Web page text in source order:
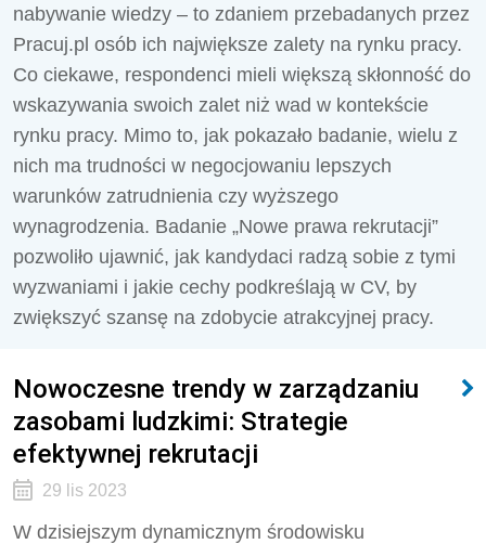
nabywanie wiedzy – to zdaniem przebadanych przez
Pracuj.pl osób ich największe zalety na rynku pracy.
Co ciekawe, respondenci mieli większą skłonność do
wskazywania swoich zalet niż wad w kontekście
rynku pracy. Mimo to, jak pokazało badanie, wielu z
nich ma trudności w negocjowaniu lepszych
warunków zatrudnienia czy wyższego
wynagrodzenia. Badanie „Nowe prawa rekrutacji”
pozwoliło ujawnić, jak kandydaci radzą sobie z tymi
wyzwaniami i jakie cechy podkreślają w CV, by
zwiększyć szansę na zdobycie atrakcyjnej pracy.
Nowoczesne trendy w zarządzaniu
zasobami ludzkimi: Strategie
efektywnej rekrutacji
29 lis 2023
W dzisiejszym dynamicznym środowisku